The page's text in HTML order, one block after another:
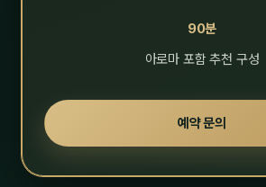
90분
아로마 포함 추천 구성
예약 문의